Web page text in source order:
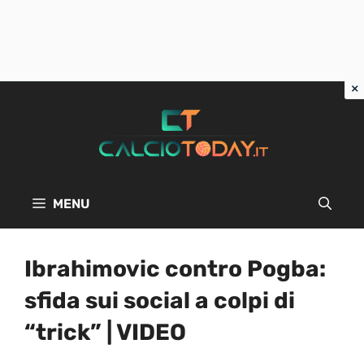
MENU
Ibrahimovic contro Pogba:
sfida sui social a colpi di
“trick” | VIDEO